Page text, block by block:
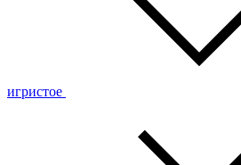
игристое